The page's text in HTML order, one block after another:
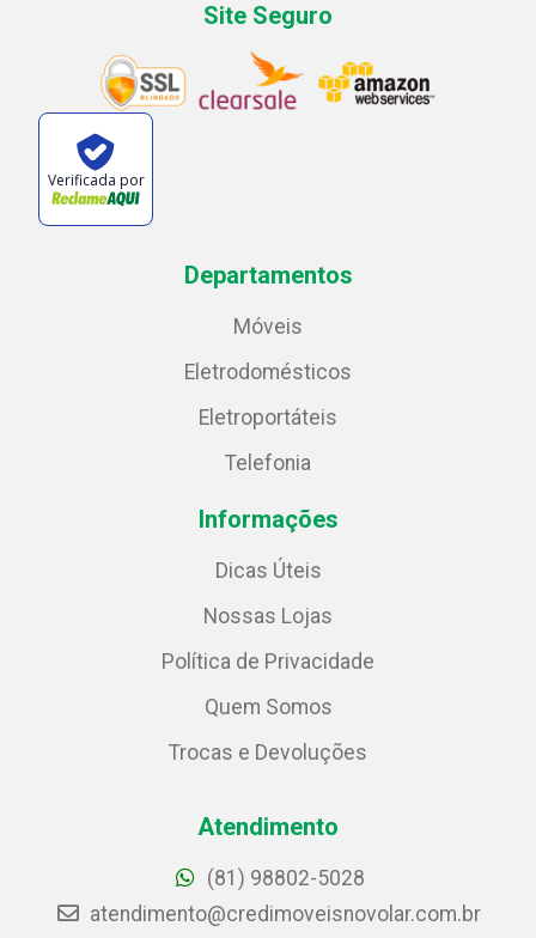
Site Seguro
Verificada por
Departamentos
Móveis
Eletrodomésticos
Eletroportáteis
Telefonia
Informações
Dicas Úteis
Nossas Lojas
Política de Privacidade
Quem Somos
Trocas e Devoluções
Atendimento
(81) 98802-5028
atendimento@credimoveisnovolar.com.br